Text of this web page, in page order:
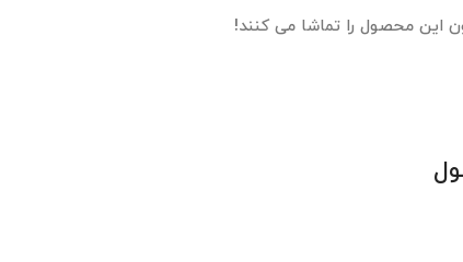
این محصول را تماشا می کنند!